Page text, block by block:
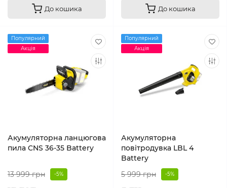
До кошика До кошика
Популярний
Акція
Акумуляторна ланцюгова
пила CNS 36-35 Battery
13 999 грн -5%
Популярний
Акція
Акумуляторна
повітродувка LBL 4
Battery
5 999 грн
-5%